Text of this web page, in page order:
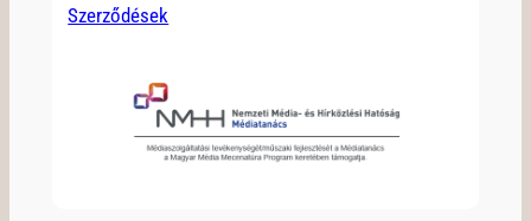
Szerződések